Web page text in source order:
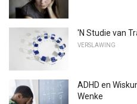
'N Studie van
VERSLAWING
ADHD en
Wenke